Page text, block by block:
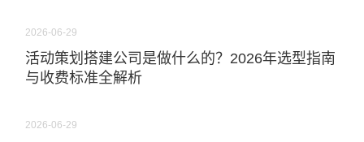
2026-06-29
活动策划搭建公司是做什么的？2026年选型指南
与收费标准全解析
2026-06-29